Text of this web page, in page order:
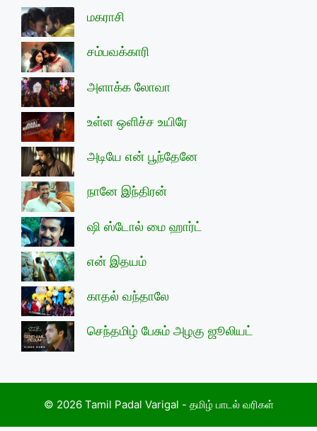
மகராசி
சம்பவக்காரி
அளாக்க லோவா
உள்ள ஒளிச்ச உயிரே
அடியே என் பூந்தேனே
நானே இந்திரன்
ஷி ஸ்டோல் மை ஹார்ட்
என் இதயம்
காதல் வந்தாலே
செந்தமிழ் பேசும் அழகு ஜூலியட்
© 2026 Tamil Padal Varigal - தமிழ் பாடல் வரிகள்